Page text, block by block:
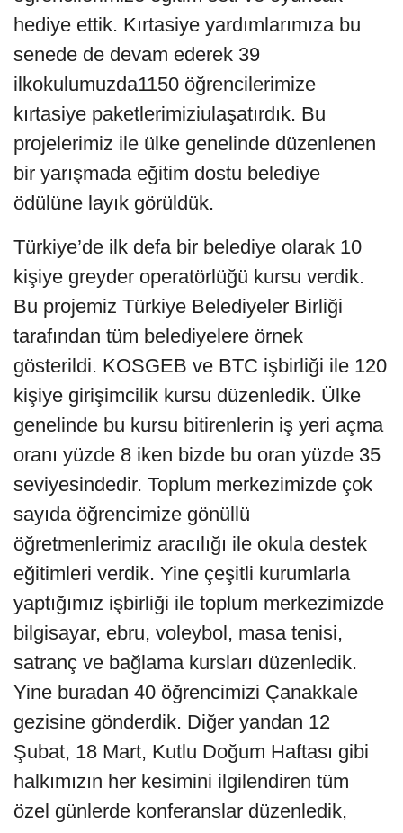
hediye ettik. Kırtasiye yardımlarımıza bu
senede de devam ederek 39
ilkokulumuzda1150 öğrencilerimize
kırtasiye paketlerimiziulaşatırdık. Bu
projelerimiz ile ülke genelinde düzenlenen
bir yarışmada eğitim dostu belediye
ödülüne layık görüldük.
Türkiye’de ilk defa bir belediye olarak 10
kişiye greyder operatörlüğü kursu verdik.
Bu projemiz Türkiye Belediyeler Birliği
tarafından tüm belediyelere örnek
gösterildi. KOSGEB ve BTC işbirliği ile 120
kişiye girişimcilik kursu düzenledik. Ülke
genelinde bu kursu bitirenlerin iş yeri açma
oranı yüzde 8 iken bizde bu oran yüzde 35
seviyesindedir. Toplum merkezimizde çok
sayıda öğrencimize gönüllü
öğretmenlerimiz aracılığı ile okula destek
eğitimleri verdik. Yine çeşitli kurumlarla
yaptığımız işbirliği ile toplum merkezimizde
bilgisayar, ebru, voleybol, masa tenisi,
satranç ve bağlama kursları düzenledik.
Yine buradan 40 öğrencimizi Çanakkale
gezisine gönderdik. Diğer yandan 12
Şubat, 18 Mart, Kutlu Doğum Haftası gibi
halkımızın her kesimini ilgilendiren tüm
özel günlerde konferanslar düzenledik,